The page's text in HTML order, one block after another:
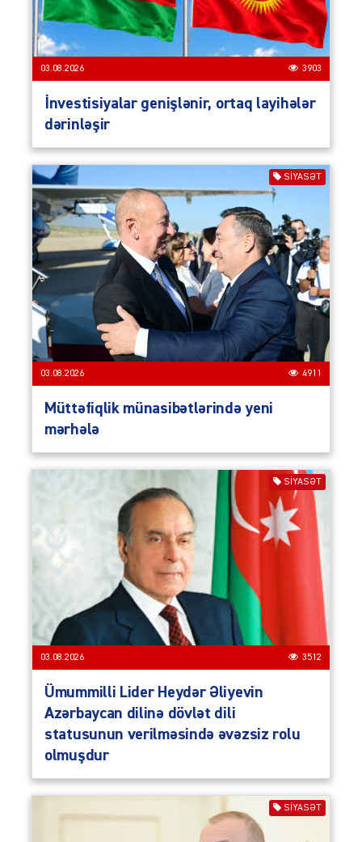
03.08.2026 3903
İnvestisiyalar genişlənir, ortaq layihələr
dərinləşir
SIYASƏT
03.08.2026 4911
Müttəfiqlik münasibətlərində yeni
mərhələ
SIYASƏT
03.08.2026 3512
Ümummilli Lider Heydər Əliyevin
Azərbaycan dilinə dövlət dili
statusunun verilməsində əvəzsiz rolu
olmuşdur
SIYASƏT